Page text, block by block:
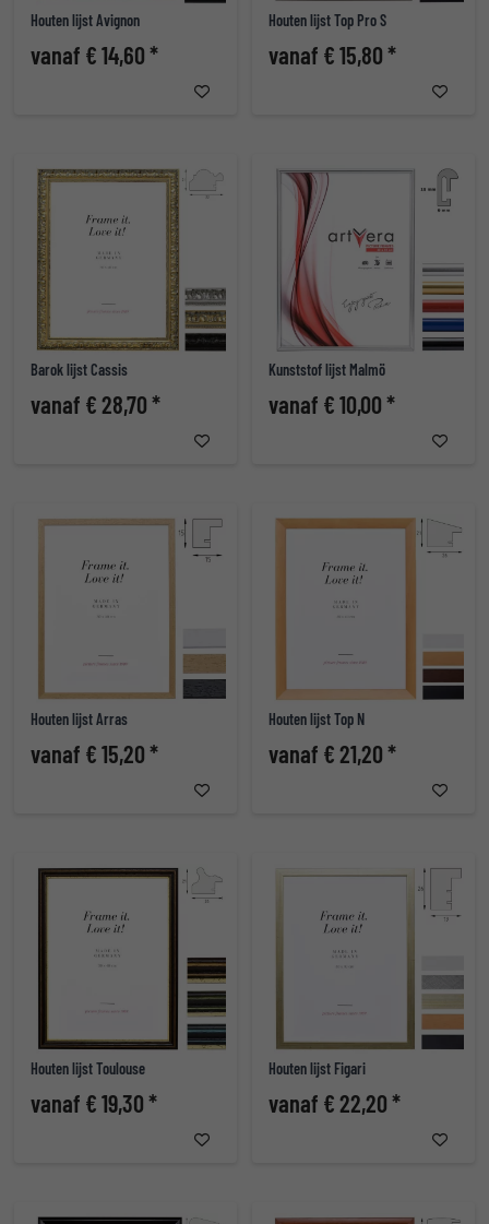
Houten lijst Avignon
vanaf € 14,60 *
Houten lijst Top Pro S
vanaf € 15,80 *
Barok lijst Cassis
vanaf € 28,70 *
Kunststof lijst Malmö
vanaf € 10,00 *
Houten lijst Arras
vanaf € 15,20 *
Houten lijst Top N
vanaf € 21,20 *
Houten lijst Toulouse
vanaf € 19,30 *
Houten lijst Figari
vanaf € 22,20 *